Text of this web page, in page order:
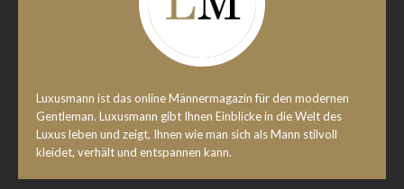
Luxusmann ist das online Männermagazin für den modernen
Gentleman. Luxusmann gibt Ihnen Einblicke in die Welt des
Luxus leben und zeigt, Ihnen wie man sich als Mann stilvoll
kleidet, verhält und entspannen kann.